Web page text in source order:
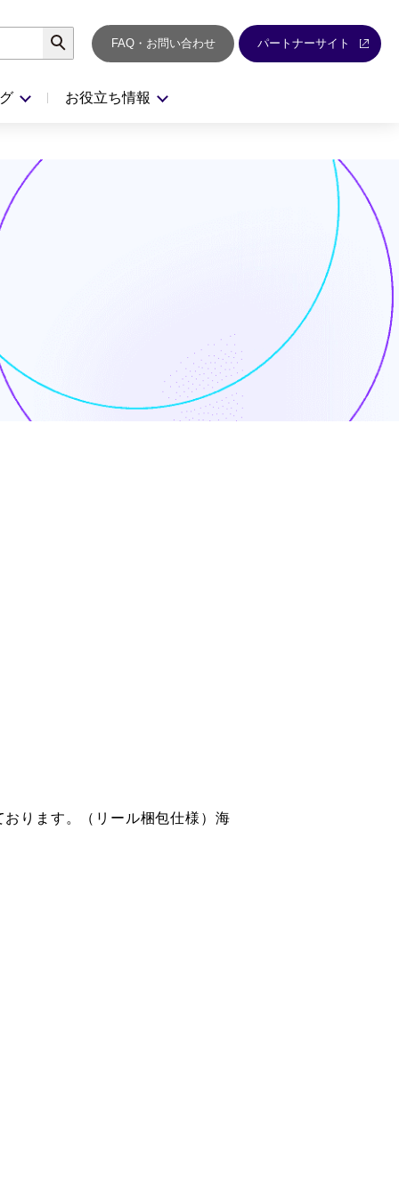
お役立ち情報
検索 FAQ・お問い合わせ パートナーサイト
ります。（リール梱包仕様）海